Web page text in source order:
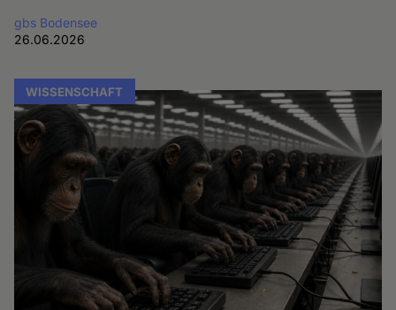
gbs Bodensee
26.06.2026
WISSENSCHAFT